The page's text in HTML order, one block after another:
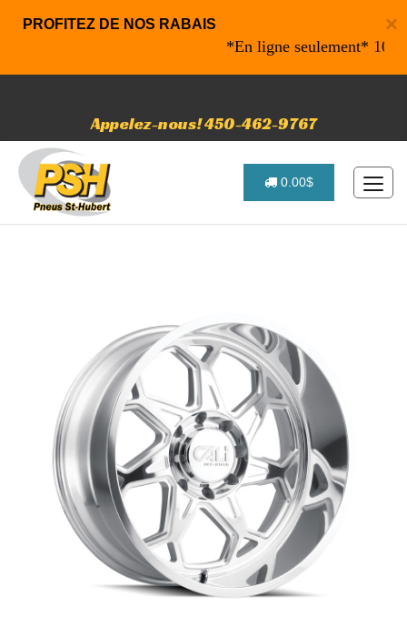
×
PROFITEZ DE NOS RABAIS
*En ligne seulement* 10%
Appelez-nous! 450-462-9767
0.00$